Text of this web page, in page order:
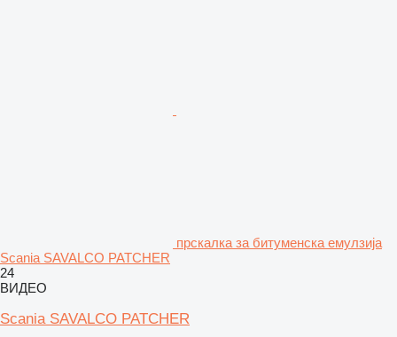
прскалка за битуменска емулзија
Scania SAVALCO PATCHER
24
ВИДЕО
Scania SAVALCO PATCHER